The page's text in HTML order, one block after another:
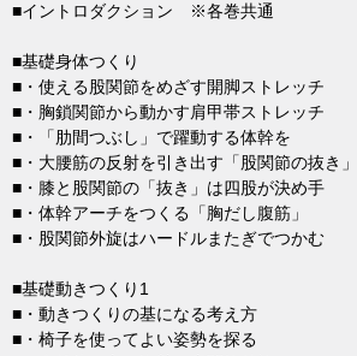
■イントロダクション ※各巻共通
■基礎身体つくり
■・使える股関節をめざす開脚ストレッチ
■・胸鎖関節から動かす肩甲帯ストレッチ
■・「肋間つぶし」で躍動する体幹を
■・大腰筋の反射を引き出す「股関節の抜き」
■・膝と股関節の「抜き」は四股が決め手
■・体幹アーチをつくる「胸だし腹筋」
■・股関節外旋はハードルまたぎでつかむ
■基礎動きつくり1
■・動きつくりの基になる考え方
■・椅子を使ってよい姿勢を探る